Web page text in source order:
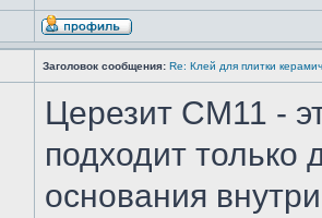
Заголовок сообщения: Re: Клей для плитки
Церезит СМ11 -
подходит
основания